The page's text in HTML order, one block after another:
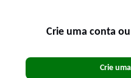
Crie uma conta
Crie